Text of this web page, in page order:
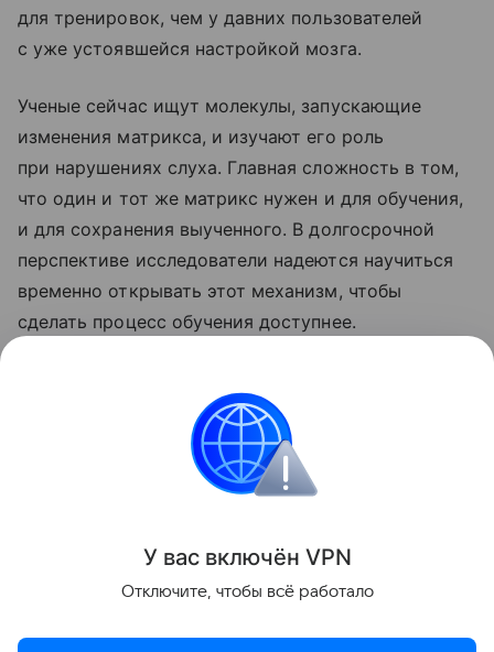
для тренировок, чем у давних пользователей
с уже устоявшейся настройкой мозга.
Ученые сейчас ищут молекулы, запускающие
изменения матрикса, и изучают его роль
при нарушениях слуха. Главная сложность в том,
что один и тот же матрикс нужен и для обучения,
и для сохранения выученного. В долгосрочной
перспективе исследователи надеются научиться
временно открывать этот механизм, чтобы
сделать процесс обучения доступнее.
исследование показало пользу одиночества для
личностного роста.
У вас включён VPN
Отключите, чтобы всё работало